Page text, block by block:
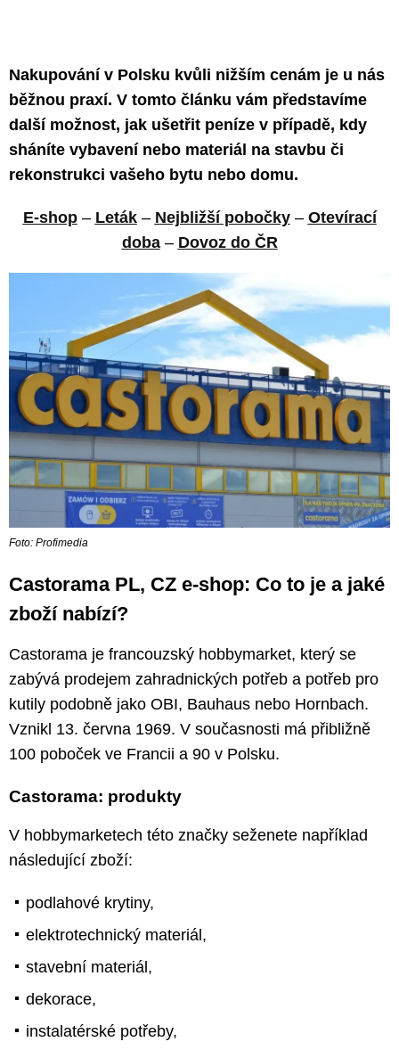
Nakupování v Polsku kvůli nižším cenám je u nás
běžnou praxí. V tomto článku vám představíme
další možnost, jak ušetřit peníze v případě, kdy
sháníte vybavení nebo materiál na stavbu či
rekonstrukci vašeho bytu nebo domu.
E-shop– Leták– Nejbližší pobočky– Otevírací
doba– Dovoz do ČR
Foto: Profimedia
Castorama PL, CZ e-shop: Co to je a jaké
zboží nabízí?
Castorama je francouzský hobbymarket, který se
zabývá prodejem zahradnických potřeb a potřeb pro
kutily podobně jako OBI, Bauhaus nebo Hornbach.
Vznikl 13. června 1969. V současnosti má přibližně
100 poboček ve Francii a 90 v Polsku.
Castorama: produkty
V hobbymarketech této značky seženete například
následující zboží:
podlahové krytiny,
elektrotechnický materiál,
stavební materiál,
dekorace,
instalatérské potřeby,